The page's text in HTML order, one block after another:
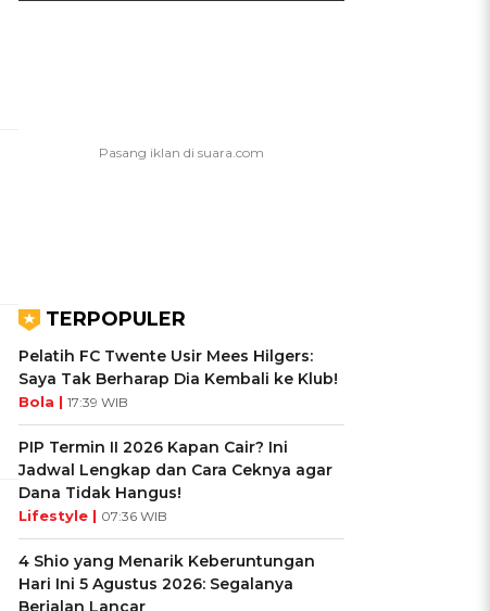
TERPOPULER
Pelatih FC Twente Usir Mees Hilgers:
Saya Tak Berharap Dia Kembali ke Klub!
Bola | 17:39 WIB
PIP Termin II 2026 Kapan Cair? Ini
Jadwal Lengkap dan Cara Ceknya agar
Dana Tidak Hangus!
Lifestyle | 07:36 WIB
4 Shio yang Menarik Keberuntungan
Hari Ini 5 Agustus 2026: Segalanya
Berjalan Lancar